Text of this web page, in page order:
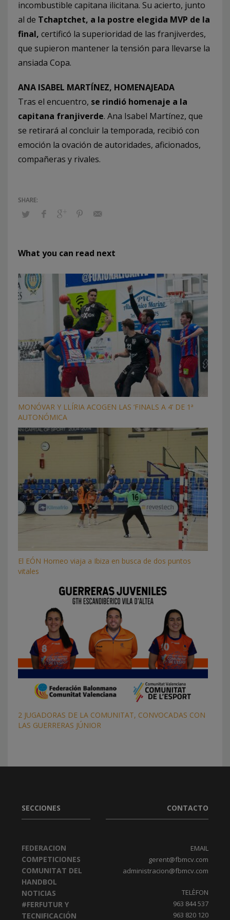
incombustible capitana ilicitana. Su acierto, junto
al de Tchaptchet, a la postre elegida MVP de la
final, certificó la superioridad de las franjiverdes,
que supieron mantener la tensión para llevarse la
ansiada Copa.
ANA ISABEL MARTÍNEZ, HOMENAJEADA
Tras el encuentro, se rindió homenaje a la
capitana franjiverde. Ana Isabel Martínez, que
se retirará al concluir la temporada, recibió con
emoción la ovación de autoridades, aficionados,
compañeras y rivales.
What you can read next
MONÓVAR Y LLÍRIA ACOGEN LAS ‘FINALS A 4’ DE 1ª
AUTONÓMICA
El EÓN Horneo viaja a Ibiza en busca de dos puntos
vitales
2 JUGADORAS DE LA COMUNITAT, CONVOCADAS CON
LAS GUERRERAS JÚNIOR
SECCIONES
FEDERACION
COMPETICIONES
COMUNITAT DEL
HANDBOL
NOTICIAS
#FERFUTUR Y
TECNIFICACIÓN
CONTACTO
EMAIL
gerent@fbmcv.com
administracion@fbmcv.com
TELÈFON
963 844 537
963 820 120